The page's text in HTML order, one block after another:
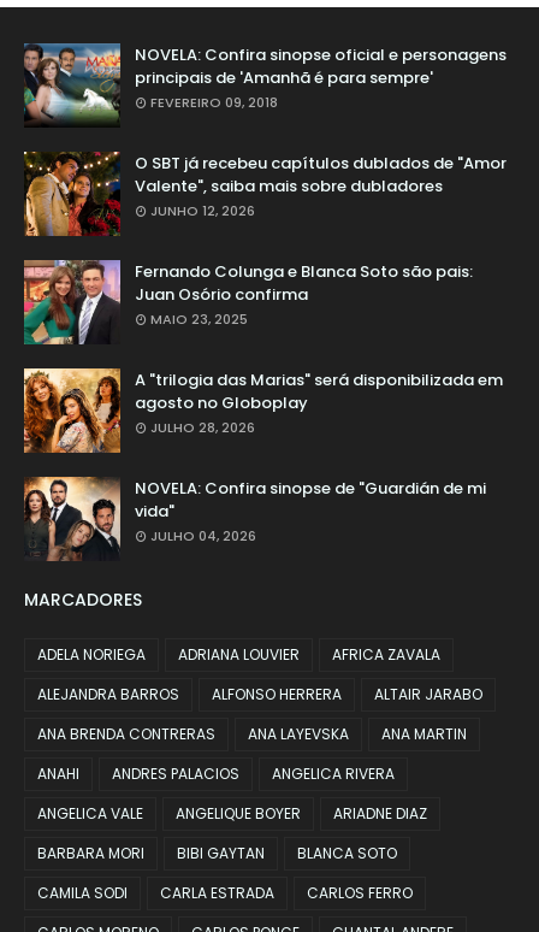
NOVELA: Confira sinopse oficial e personagens
principais de 'Amanhã é para sempre'
FEVEREIRO 09, 2018
O SBT já recebeu capítulos dublados de "Amor
Valente", saiba mais sobre dubladores
JUNHO 12, 2026
Fernando Colunga e Blanca Soto são pais:
Juan Osório confirma
MAIO 23, 2025
A "trilogia das Marias" será disponibilizada em
agosto no Globoplay
JULHO 28, 2026
NOVELA: Confira sinopse de "Guardián de mi
vida"
JULHO 04, 2026
MARCADORES
ADELA NORIEGA ADRIANA LOUVIER
AFRICA ZAVALA
ALEJANDRA BARROS
ALFONSO HERRERA
ALTAIR JARABO
ANA BRENDA CONTRERAS
ANA LAYEVSKA
ANA MARTIN
ANAHI
ANDRES PALACIOS
ANGELICA RIVERA
ANGELICA VALE
ANGELIQUE BOYER
ARIADNE DIAZ
BARBARA MORI
BIBI GAYTAN
BLANCA SOTO
CAMILA SODI
CARLA ESTRADA
CARLOS FERRO